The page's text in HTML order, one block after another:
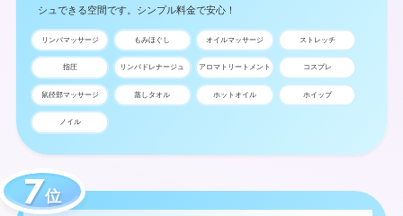
シュできる空間です。シンプル料金で安心！
リンパマッサージ もみほぐし オイルマッサージ ストレッチ
指圧 リンパドレナージュ アロマトリートメント コスプレ
鼠径部マッサージ 蒸しタオル ホットオイル ホイップ
ノイル
位